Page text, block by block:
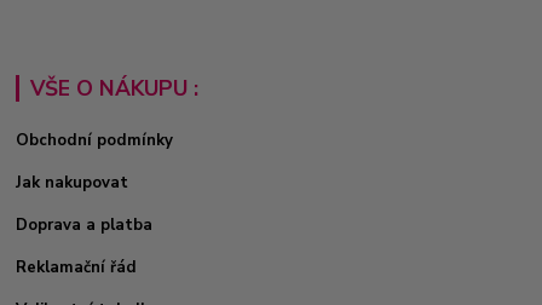
VŠE O NÁKUPU :
Obchodní podmínky
Jak nakupovat
Doprava a platba
Reklamační řád